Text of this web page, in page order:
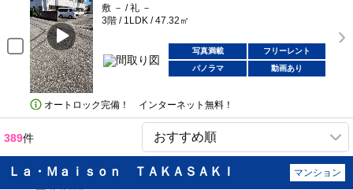
敷 － / 礼 －
3階 / 1LDK / 47.32㎡
写真満載
フリーレント
パノラマ
動画あり
オートロック完備！ インターネット無料！
389件
Ｌａ・Ｍａｉｓｏｎ ＴＡＫＡＳＡＫＩ マンション